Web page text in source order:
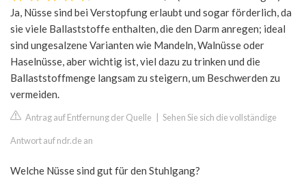
Ja, Nüsse sind bei Verstopfung erlaubt und sogar förderlich, da
sie viele Ballaststoffe enthalten, die den Darm anregen; ideal
sind ungesalzene Varianten wie Mandeln, Walnüsse oder
Haselnüsse, aber wichtig ist, viel dazu zu trinken und die
Ballaststoffmenge langsam zu steigern, um Beschwerden zu
vermeiden.
Antrag auf Entfernung der Quelle Sehen Sie sich die vollständige
Antwort auf ndr.de an
Welche Nüsse sind gut für den Stuhlgang?